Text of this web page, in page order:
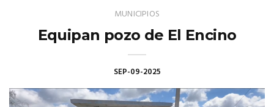
MUNICIPIOS
Equipan pozo de El Encino
SEP-09-2025